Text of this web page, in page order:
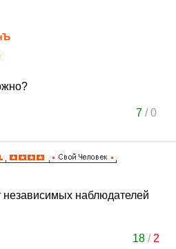
7/0
независимых наблюдателей
18 / 2